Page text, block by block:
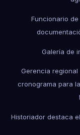
Funcionario de
Galería de
Gerencia
cronograma para
Historiador destaca